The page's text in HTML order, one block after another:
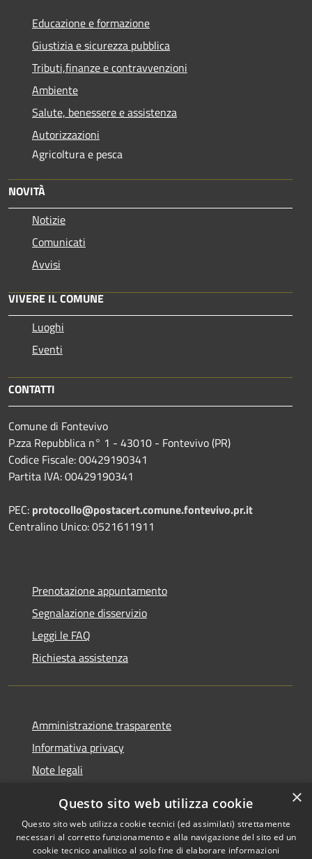
Educazione e formazione
Giustizia e sicurezza pubblica
Tributi,finanze e contravvenzioni
Ambiente
Salute, benessere e assistenza
Autorizzazioni
Agricoltura e pesca
NOVITÀ
Notizie
Comunicati
Avvisi
VIVERE IL COMUNE
Luoghi
Eventi
CONTATTI
Comune di Fontevivo
P.zza Repubblica n° 1 - 43010 - Fontevivo (PR)
Codice Fiscale: 00429190341
Partita IVA: 00429190341
PEC: protocollo@postacert.comune.fontevivo.pr.it
Centralino Unico: 0521611911
Prenotazione appuntamento
Segnalazione disservizio
Leggi le FAQ
Richiesta assistenza
Amministrazione trasparente
Informativa privacy
Note legali
×
Questo sito web utilizza cookie
Questo sito web utilizza cookie tecnici (ed assimilati) strettamente
necessari al corretto funzionamento e alla navigazione del sito ed un
cookie tecnico analitico al solo fine di elaborare informazioni